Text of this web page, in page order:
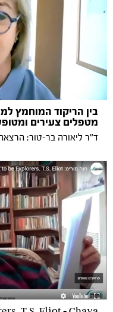
בין הריקוד המוחמץ
מטפלים צעירים
ד"ר ליאורה בר-טור: הרצאה